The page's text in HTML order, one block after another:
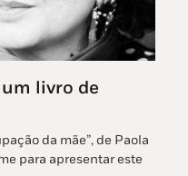
um livro de
da mãe”, de Paola
para apresentar este